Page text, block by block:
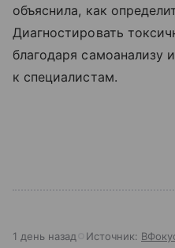
объяснила, как
Диагностировать
благодаря
к специалистам.
1 день назад Источник: